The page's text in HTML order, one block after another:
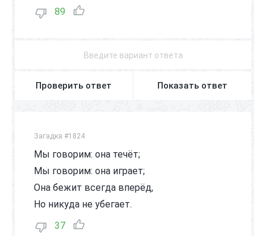
89
Проверить ответ Показать ответ
Загадка #1824
Мы говорим: она течёт;
Мы говорим: она играет;
Она бежит всегда вперёд,
Но никуда не убегает.
37